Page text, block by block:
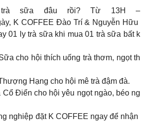
trà sữa đâu rồi? Từ 13H –
K COFFEE Đào Trí & Nguyễn Hữu
01 ly trà sữa khi mua 01 trà sữa bất k
cho hội thích uống trà thơm, ngọt th
Hạng cho hội mê trà đậm đà.
Cổ Điển cho hội yêu ngọt ngào, béo ng
nghiệp đặt K COFFEE ngay để nhận